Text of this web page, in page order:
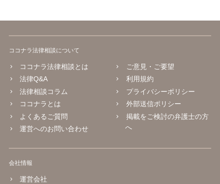
ココナラ法律相談について
ココナラ法律相談とは
法律Q&A
法律相談コラム
ココナラとは
よくあるご質問
運営へのお問い合わせ
ご意見・ご要望
利用規約
プライバシーポリシー
外部送信ポリシー
掲載をご検討の弁護士の方
へ
会社情報
運営会社